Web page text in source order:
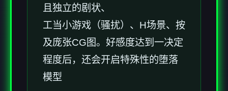
且独立的剧状、
工当小游戏（骚扰）、H场景、按
及庞张CG图。好感度达到一决定
程度后，还会开启特殊性的堕落
模型